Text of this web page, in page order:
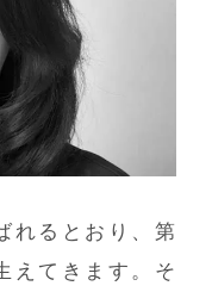
れるとおり、第
えてきます。そ